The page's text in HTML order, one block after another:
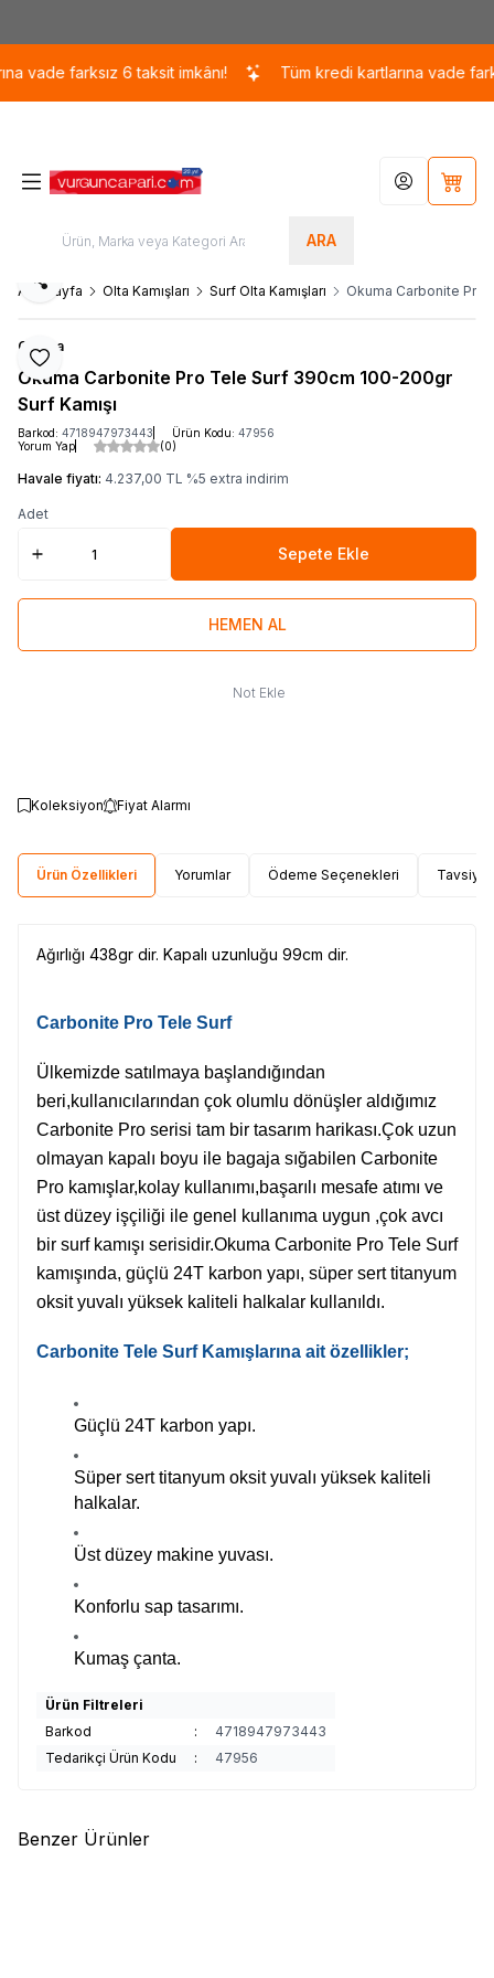
farksız 6 taksit imkânı! Tüm kredi kartlarına vade farksız
ARA
Hesabım
Ana Sayfa Olta Kamışları Surf Olta Kamışları Okuma Carbonite Pro
Favoriye Ekle
Paylaş
Okuma
Okuma Carbonite Pro Tele Surf 390cm 100-200gr
Surf Kamışı
Barkod: 4718947973443 Ürün Kodu: 47956
Yorum Yap
(0)
Havale fiyatı: 4.237,00 TL %5 extra indirim
Adet
Sepete Ekle
HEMEN AL
Not Ekle
Koleksiyon Fiyat Alarmı
Ürün Özellikleri Yorumlar Ödeme Seçenekleri Tavsiye
Ağırlığı 438gr dir. Kapalı uzunluğu 99cm dir.
Carbonite Pro Tele Surf
Ülkemizde satılmaya başlandığından
beri,kullanıcılarından çok olumlu dönüşler aldığımız
Carbonite Pro serisi tam bir tasarım harikası.Çok uzun
olmayan kapalı boyu ile bagaja sığabilen Carbonite
Pro kamışlar,kolay kullanımı,başarılı mesafe atımı ve
üst düzey işçiliği ile genel kullanıma uygun ,çok avcı
bir surf kamışı serisidir.Okuma Carbonite Pro Tele Surf
kamışında, güçlü 24T karbon yapı, süper sert titanyum
oksit yuvalı yüksek kaliteli halkalar kullanıldı.
Carbonite Tele Surf Kamışlarına ait özellikler;
Güçlü 24T karbon yapı.
Süper sert titanyum oksit yuvalı yüksek kaliteli
halkalar.
Üst düzey makine yuvası.
Konforlu sap tasarımı.
Kumaş çanta.
Ürün Filtreleri
Barkod
:
4718947973443
Tedarikçi Ürün Kodu
: 47956
Benzer Ürünler